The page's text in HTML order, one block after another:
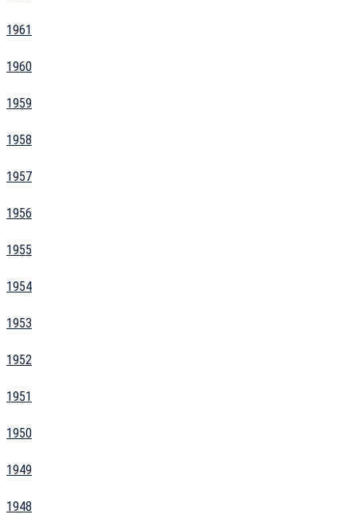
1961
1960
1959
1958
1957
1956
1955
1954
1953
1952
1951
1950
1949
1948